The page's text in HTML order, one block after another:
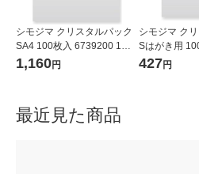
シモジマ クリスタルパック
SA4 100枚入 6739200 1袋
(100枚入)
1,160円
シモジマ ク
Sはがき用
0 1袋(100枚入)
427円
最近見た商品